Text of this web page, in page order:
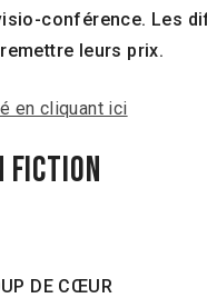
conférence. Les
leurs prix.
en cliquant ici
FICTION
DE CŒUR